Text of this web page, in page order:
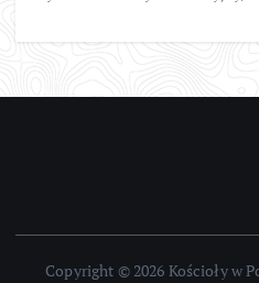
Copyright © 2026 Kościoły w